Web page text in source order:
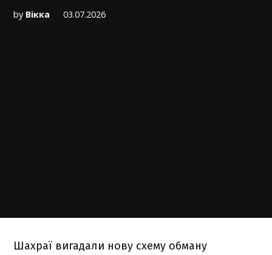
by Вікка 03.07.2026
Шахраї вигадали нову схему обману